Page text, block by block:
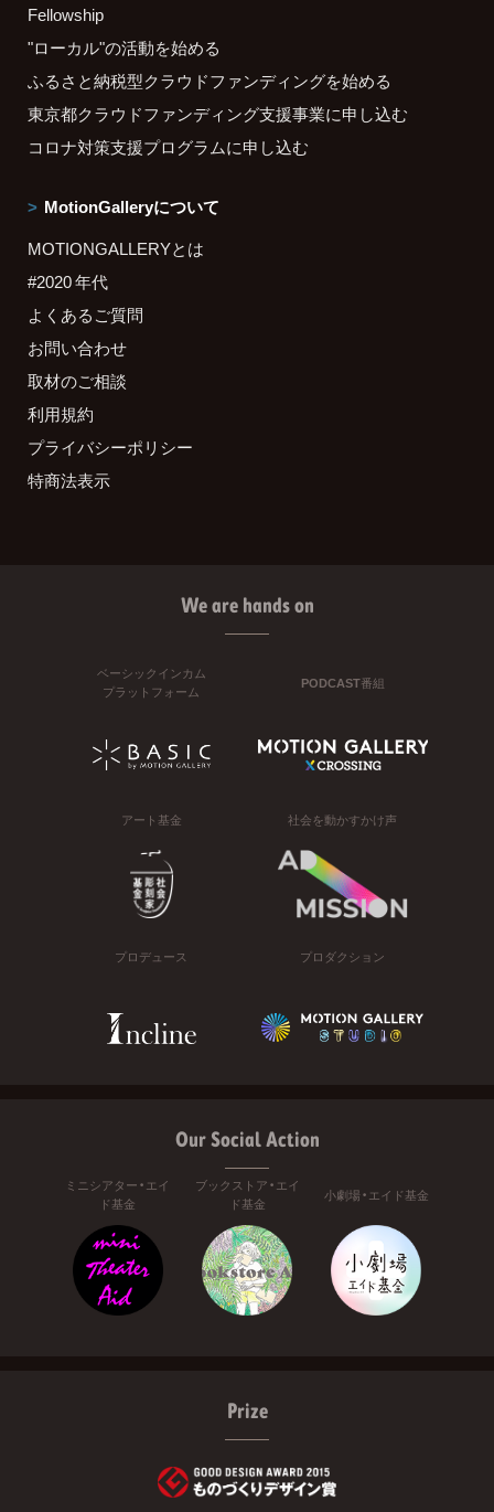
Fellowship
"ローカル"の活動を始める
ふるさと納税型クラウドファンディングを始める
東京都クラウドファンディング支援事業に申し込む
コロナ対策支援プログラムに申し込む
MotionGalleryについて
MOTIONGALLERYとは
#2020 年代
よくあるご質問
お問い合わせ
取材のご相談
利用規約
プライバシーポリシー
特商法表示
We are hands on
ベーシックインカム
プラットフォーム
PODCAST番組
アート基金 社会を動かすかけ声
プロデュース プロダクション
Our Social Action
ミニシアター・エイ
ド基金
ブックストア・エイ
ド基金
小劇場・エイド基金
Prize